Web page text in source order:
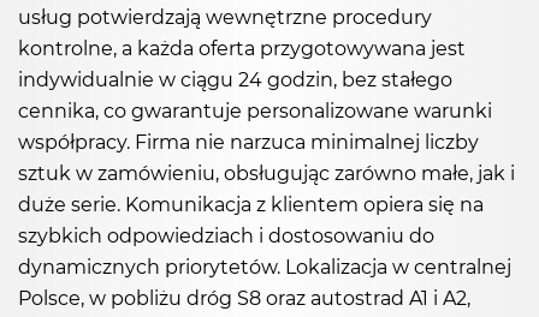
usług potwierdzają wewnętrzne procedury
kontrolne, a każda oferta przygotowywana jest
indywidualnie w ciągu 24 godzin, bez stałego
cennika, co gwarantuje personalizowane warunki
współpracy. Firma nie narzuca minimalnej liczby
sztuk w zamówieniu, obsługując zarówno małe, jak i
duże serie. Komunikacja z klientem opiera się na
szybkich odpowiedziach i dostosowaniu do
dynamicznych priorytetów. Lokalizacja w centralnej
Polsce, w pobliżu dróg S8 oraz autostrad A1 i A2,